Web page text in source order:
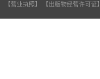
【营业执照】 【出版物经营许可证】